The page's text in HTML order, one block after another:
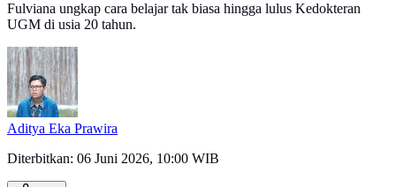
Fulviana ungkap cara belajar tak biasa hingga lulus Kedokteran
UGM di usia 20 tahun.
Aditya Eka Prawira
Diterbitkan: 06 Juni 2026, 10:00 WIB